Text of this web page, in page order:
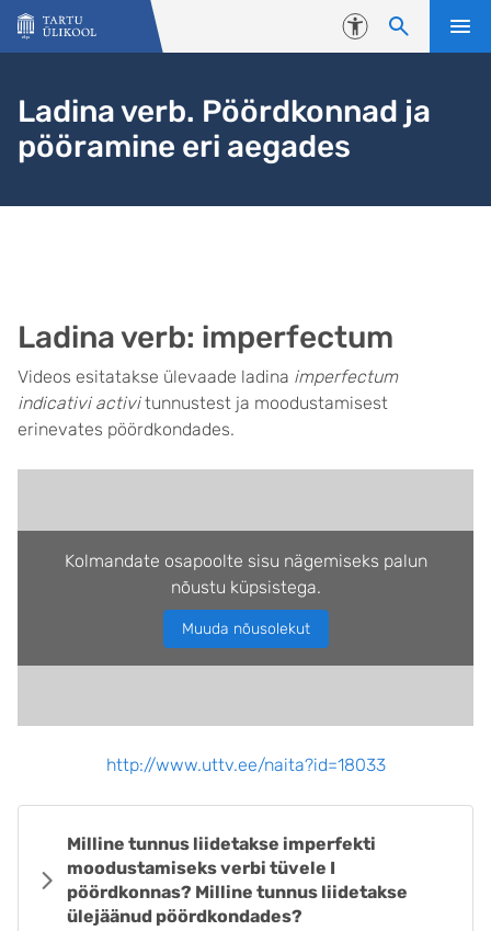
Liigu edasi põhisisu juurde
Juurdepääsetavus
Ladina verb. Pöördkonnad ja
pööramine eri aegades
Ladina verb: imperfectum
Videos esitatakse ülevaade ladina imperfectum
indicativi activitunnustest ja moodustamisest
erinevates pöördkondades.
Kolmandate osapoolte sisu nägemiseks palun
nõustu küpsistega.
Muuda nõusolekut
http://www.uttv.ee/naita?id=18033
Milline tunnus liidetakse imperfekti
moodustamiseks verbi tüvele I
pöördkonnas? Milline tunnus liidetakse
ülejäänud pöördkondades?